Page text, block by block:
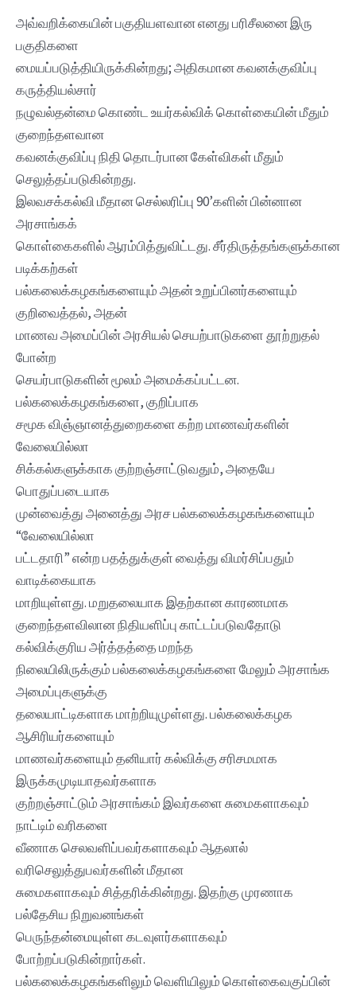
அவ்வறிக்கையின் பகுதியளவான எனது பரிசீலனை இரு
பகுதிகளை
மையப்படுத்தியிருக்கின்றது; அதிகமான கவனக்குவிப்பு
கருத்தியல்சார்
நழுவல்தன்மை கொண்ட உயர்கல்விக் கொள்கையின் மீதும்
குறைந்தளவான
கவனக்குவிப்பு நிதி தொடர்பான கேள்விகள் மீதும்
செலுத்தப்படுகின்றது.
இலவசக்கல்வி மீதான செல்லரிப்பு 90’களின் பின்னான
அரசாங்கக்
கொள்கைகளில் ஆரம்பித்துவிட்டது. சீர்திருத்தங்களுக்கான
படிக்கற்கள்
பல்கலைக்கழகங்களையும் அதன் உறுப்பினர்களையும்
குறிவைத்தல், அதன்
மாணவ அமைப்பின் அரசியல் செயற்பாடுகளை தூற்றுதல்
போன்ற
செயர்பாடுகளின் மூலம் அமைக்கப்பட்டன.
பல்கலைக்கழகங்களை, குறிப்பாக
சமூக விஞ்ஞானத்துறைகளை கற்ற மாணவர்களின்
வேலையில்லா
சிக்கல்களுக்காக குற்றஞ்சாட்டுவதும், அதையே
பொதுப்படையாக
முன்வைத்து அனைத்து அரச பல்கலைக்கழகங்களையும்
“வேலையில்லா
பட்டதாரி” என்ற பதத்துக்குள் வைத்து விமர்சிப்பதும்
வாடிக்கையாக
மாறியுள்ளது. மறுதலையாக இதற்கான காரணமாக
குறைந்தளவிலான நிதியளிப்பு காட்டப்படுவதோடு
கல்விக்குரிய அர்த்தத்தை மறந்த
நிலையிலிருக்கும் பல்கலைக்கழகங்களை மேலும் அரசாங்க
அமைப்புகளுக்கு
தலையாட்டிகளாக மாற்றியுமுள்ளது. பல்கலைக்கழக
ஆசிரியர்களையும்
மாணவர்களையும் தனியார் கல்விக்கு சரிசமமாக
இருக்கமுடியாதவர்களாக
குற்றஞ்சாட்டும் அரசாங்கம் இவர்களை சுமைகளாகவும்
நாட்டிம் வரிகளை
வீணாக செலவளிப்பவர்களாகவும் ஆதலால்
வரிசெலுத்துபவர்களின் மீதான
சுமைகளாகவும் சித்தரிக்கின்றது. இதற்கு முரணாக
பல்தேசிய நிறுவனங்கள்
பெருந்தன்மையுள்ள கடவுளர்களாகவும்
போற்றப்படுகின்றார்கள்.
பல்கலைக்கழகங்களிலும் வெளியிலும் கொள்கைவகுப்பின்